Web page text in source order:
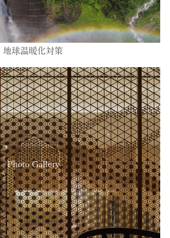
地球温暖化対策
Photo Gallery